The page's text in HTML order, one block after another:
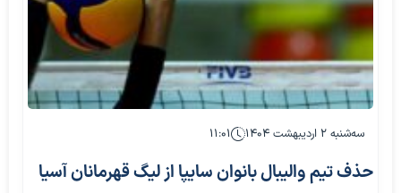
سه‌شنبه ۲ اردیبهشت ۱۴۰۴ ۱۱:۰۱
حذف تیم والیبال بانوان سایپا از لیگ قهرمانان آسیا